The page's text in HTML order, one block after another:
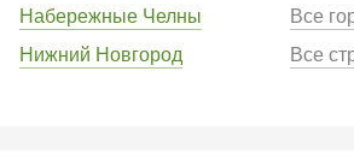
Набережные Челны
Нижний Новгород
Все
Все